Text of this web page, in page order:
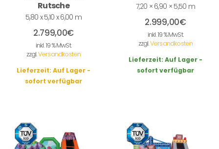
Rutsche
5,80 x 5,10 x 6,00 m
2.799,00€
inkl. 19 % MwSt.
zzgl.Versandkosten
Lieferzeit: Auf Lager -
sofort verfügbar
7,20 × 6,90 × 5,50 m
2.999,00€
inkl. 19 % MwSt.
zzgl.Versandkosten
Lieferzeit: Auf Lager -
sofort verfügbar